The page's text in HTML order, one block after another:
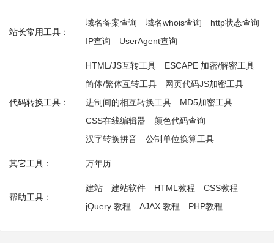
站长常用工具：
域名备案查询 域名whois查询
http状态查询
IP查询
UserAgent查询
代码转换工具：
HTML/JS互转工具
ESCAPE 加密/解密工具
简体/繁体互转工具
网页代码JS加密工具
进制间的相互转换工具
MD5加密工具
CSS在线编辑器
颜色代码查询
汉字转换拼音
公制单位换算工具
其它工具： 万年历
帮助工具：
建站 建站软件 HTML教程
CSS教程
jQuery 教程
AJAX 教程 PHP教程